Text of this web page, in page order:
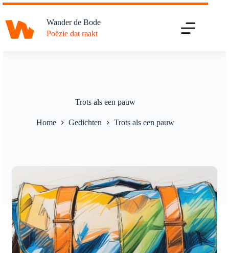
Ga
de
inhoud
Wander de Bode
Poëzie dat raakt
Trots als een pauw
Home Gedichten Trots als een pauw